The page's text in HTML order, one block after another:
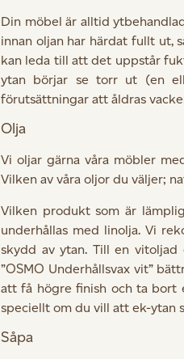
Din möbel är alltid
innan oljan har härdat fullt ut,
kan leda till att det uppstår
ytan börjar se torr ut (en
förutsättningar att åldras
Olja
Vi oljar gärna våra möbler
Vilken av våra oljor du väljer;
Vilken produkt som är
underhållas med linolja. Vi
skydd av ytan. Till en vitoljad
”OSMO Underhållsvax vit”
att få högre finish och ta bort
speciellt om du vill att ek-ytan
Såpa